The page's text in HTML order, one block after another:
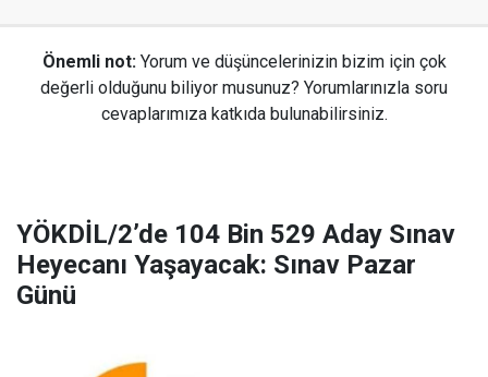
Önemli not: Yorum ve düşüncelerinizin bizim için çok
değerli olduğunu biliyor musunuz? Yorumlarınızla soru
cevaplarımıza katkıda bulunabilirsiniz.
YÖKDİL/2’de 104 Bin 529 Aday Sınav
Heyecanı Yaşayacak: Sınav Pazar
Günü